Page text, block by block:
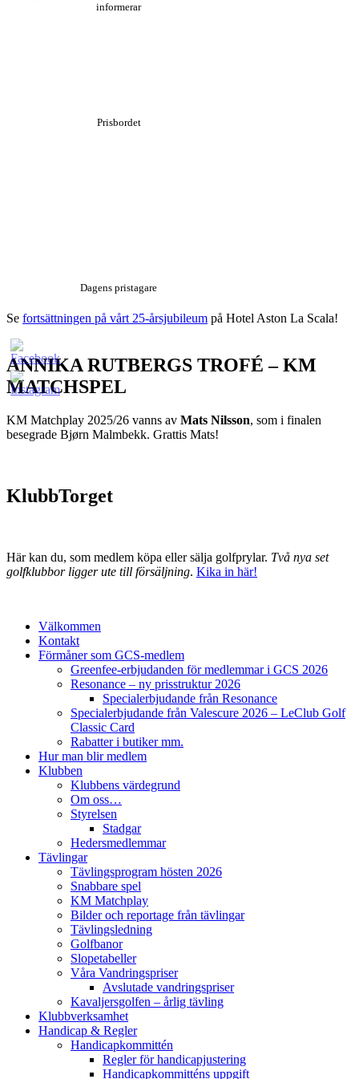
informerar
Prisbordet
Dagens pristagare
Se fortsättningen på vårt 25-årsjubileum på Hotel Aston La Scala!
ANNIKA RUTBERGS TROFÉ – KM
MATCHSPEL
KM Matchplay 2025/26 vanns av Mats Nilsson, som i finalen
besegrade Bjørn Malmbekk. Grattis Mats!
KlubbTorget
Här kan du, som medlem köpa eller sälja golfprylar. Två nya set
golfklubbor ligger ute till försäljning. Kika in här!
Välkommen
Kontakt
Förmåner som GCS-medlem
Greenfee-erbjudanden för medlemmar i GCS 2026
Resonance – ny prisstruktur 2026
Specialerbjudande från Resonance
Specialerbjudande från Valescure 2026 – LeClub Golf
Classic Card
Rabatter i butiker mm.
Hur man blir medlem
Klubben
Klubbens värdegrund
Om oss…
Styrelsen
Stadgar
Hedersmedlemmar
Tävlingar
Tävlingsprogram hösten 2026
Snabbare spel
KM Matchplay
Bilder och reportage från tävlingar
Tävlingsledning
Golfbanor
Slopetabeller
Våra Vandringspriser
Avslutade vandringspriser
Kavaljersgolfen – årlig tävling
Klubbverksamhet
Handicap & Regler
Handicapkommittén
Regler för handicapjustering
Handicapkommitténs uppgift